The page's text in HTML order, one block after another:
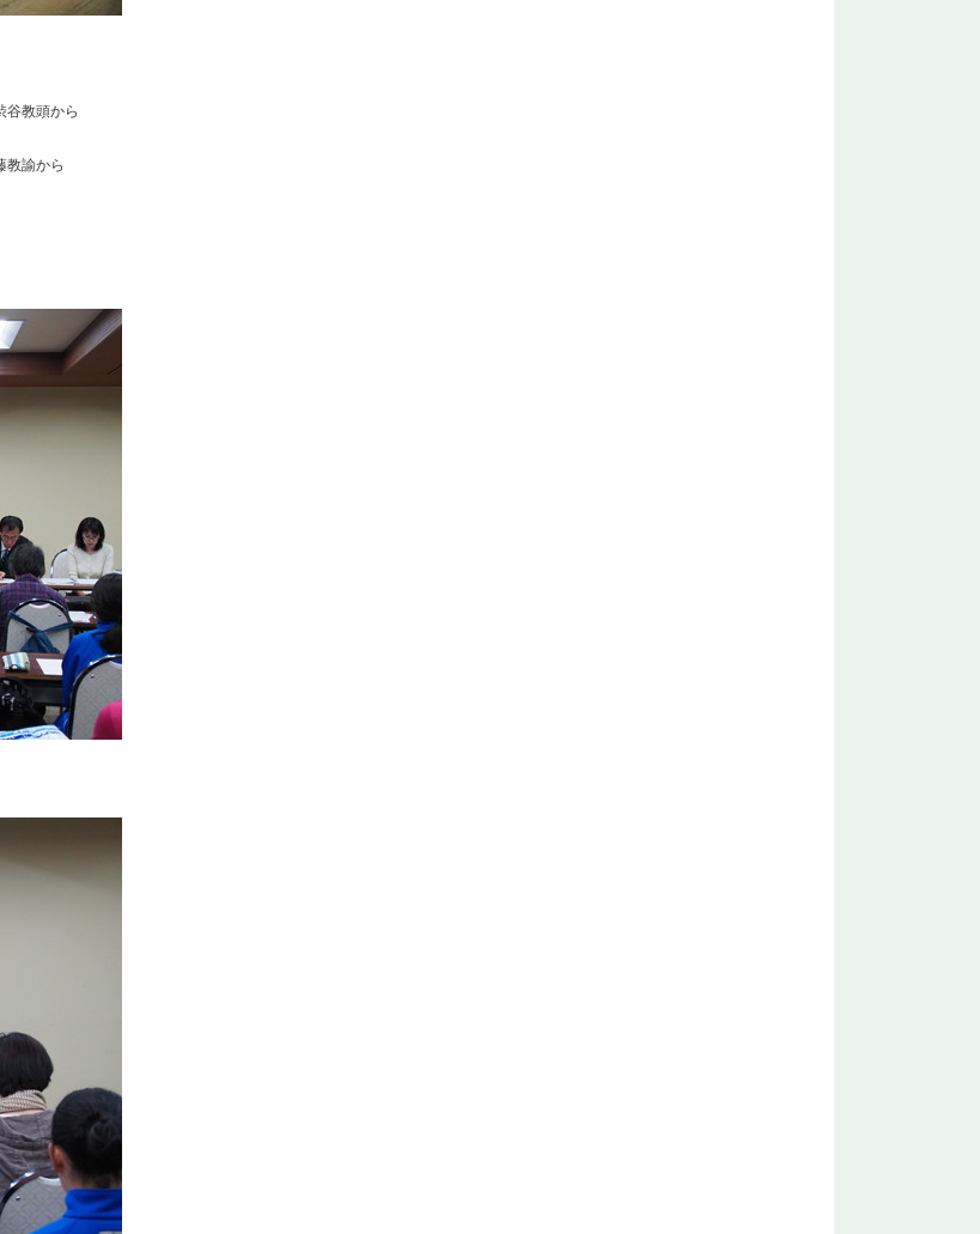
谷教頭から
教諭から